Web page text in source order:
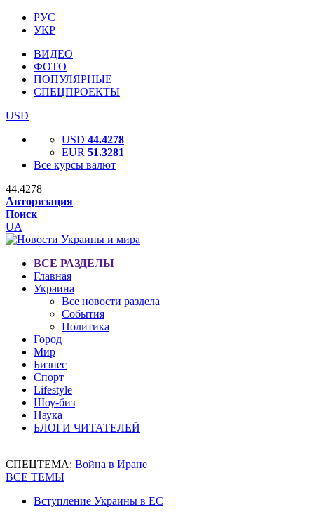
РУС
УКР
ВИДЕО
ФОТО
ПОПУЛЯРНЫЕ
СПЕЦПРОЕКТЫ
USD
USD 44.4278
EUR 51.3281
Все курсы валют
44.4278
Авторизация
Поиск
UA
ВСЕ РАЗДЕЛЫ
Главная
Украина
Все новости раздела
События
Политика
Город
Мир
Бизнес
Спорт
Lifestyle
Шоу-биз
Наука
БЛОГИ ЧИТАТЕЛЕЙ
СПЕЦТЕМА: Война в Иране
ВСЕ ТЕМЫ
Вступление Украины в ЕС